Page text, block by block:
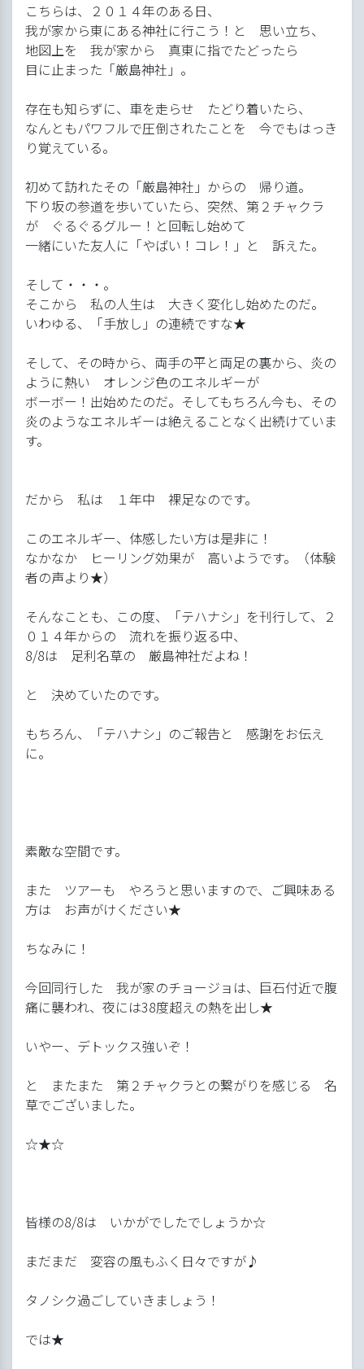
こちらは、２０１４年のある日、
我が家から東にある神社に行こう！と 思い立ち、
地図上を 我が家から 真東に指でたどったら
目に止まった「厳島神社」。
存在も知らずに、車を走らせ たどり着いたら、
なんともパワフルで圧倒されたことを 今でもはっき
り覚えている。
初めて訪れたその「厳島神社」からの 帰り道。
下り坂の参道を歩いていたら、突然、第２チャクラ
が ぐるぐるグルー！と回転し始めて
一緒にいた友人に「やばい！コレ！」と 訴えた。
そして・・・。
そこから 私の人生は 大きく変化し始めたのだ。
いわゆる、「手放し」の連続ですな★
そして、その時から、両手の平と両足の裏から、炎の
ように熱い オレンジ色のエネルギーが
ボーボー！出始めたのだ。そしてもちろん今も、その
炎のようなエネルギーは絶えることなく出続けていま
す。
だから 私は １年中 裸足なのです。
このエネルギー、体感したい方は是非に！
なかなか ヒーリング効果が 高いようです。（体験
者の声より★）
そんなことも、この度、「テハナシ」を刊行して、２
０１４年からの 流れを振り返る中、
8/8は 足利名草の 厳島神社だよね！
と 決めていたのです。
もちろん、「テハナシ」のご報告と 感謝をお伝え
に。
素敵な空間です。
また ツアーも やろうと思いますので、ご興味ある
方は お声がけください★
ちなみに！
今回同行した 我が家のチョージョは、巨石付近で腹
痛に襲われ、夜には38度超えの熱を出し★
いやー、デトックス強いぞ！
と またまた 第２チャクラとの繋がりを感じる 名
草でございました。
☆★☆
皆様の8/8は いかがでしたでしょうか☆
まだまだ 変容の風もふく日々ですが♪
タノシク過ごしていきましょう！
では★